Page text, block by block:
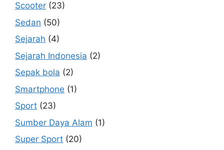
Scooter (23)
Sedan (50)
Sejarah (4)
Sejarah Indonesia (2)
Sepak bola (2)
Smartphone (1)
Sport (23)
Sumber Daya Alam (1)
Super Sport (20)